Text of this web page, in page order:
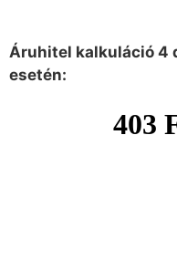
Áruhitel kalkuláció 4
esetén: